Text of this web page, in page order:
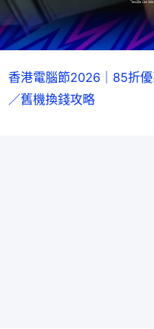
香港電腦節2026｜85折
／舊機換錢攻略